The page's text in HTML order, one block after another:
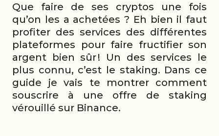
Que faire de ses cryptos une fois
qu’on les a achetées ? Eh bien il faut
profiter des services des différentes
plateformes pour faire fructifier son
argent bien sûr ! Un des services le
plus connu, c’est le staking. Dans ce
guide je vais te montrer comment
souscrire à une offre de staking
vérouillé sur Binance.